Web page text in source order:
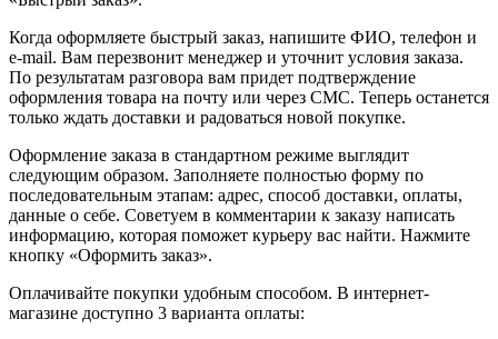
Когда оформляете быстрый заказ, напишите ФИО, телефон и
e-mail. Вам перезвонит менеджер и уточнит условия заказа.
По результатам разговора вам придет подтверждение
оформления товара на почту или через СМС. Теперь останется
только ждать доставки и радоваться новой покупке.
Оформление заказа в стандартном режиме выглядит
следующим образом. Заполняете полностью форму по
последовательным этапам: адрес, способ доставки, оплаты,
данные о себе. Советуем в комментарии к заказу написать
информацию, которая поможет курьеру вас найти. Нажмите
кнопку «Оформить заказ».
Оплачивайте покупки удобным способом. В интернет-
магазине доступно 3 варианта оплаты: